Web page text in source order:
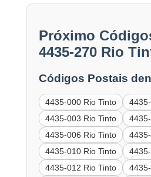
Próximo
4435-270 Rio
Códigos Postais
4435-000 Rio Tinto
4435-003 Rio Tinto
4435-006 Rio Tinto
4435-010 Rio Tinto
4435-012 Rio Tinto